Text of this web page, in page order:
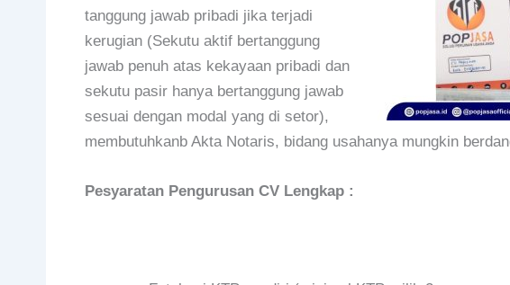
tanggung jawab pribadi jika terjadi
kerugian (Sekutu aktif bertanggung
jawab penuh atas kekayaan pribadi dan
sekutu pasir hanya bertanggung jawab
sesuai dengan modal yang di setor),
membutuhkanb Akta Notaris, bidang usahanya mungkin
Pesyaratan Pengurusan CV Lengkap :